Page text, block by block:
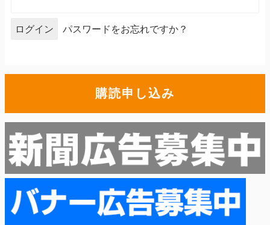
パスワードをお忘れですか？
購読申し込み